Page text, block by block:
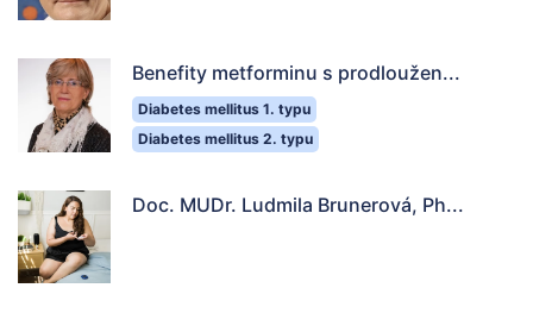
Benefity metforminu s prodloužen...
Diabetes mellitus 1. typu
Diabetes mellitus 2. typu
Doc. MUDr. Ludmila Brunerová, Ph...